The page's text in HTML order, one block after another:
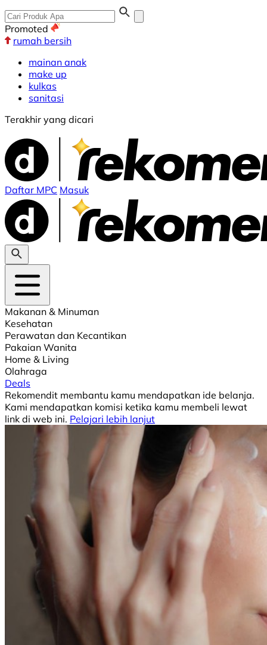
Promoted
rumah bersih
mainan anak
make up
kulkas
sanitasi
Terakhir yang dicari
Daftar MPC Masuk
Makanan & Minuman
Kesehatan
Perawatan dan Kecantikan
Pakaian Wanita
Home & Living
Olahraga
Deals
Rekomendit membantu kamu mendapatkan ide belanja.
Kami mendapatkan komisi ketika kamu membeli lewat
link di web ini. Pelajari lebih lanjut